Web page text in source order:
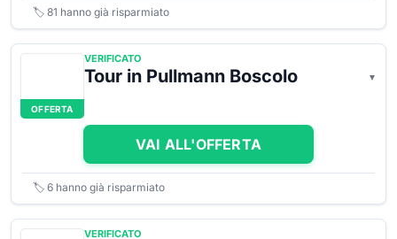
🏷️ 81 hanno già risparmiato
OFFERTA
VERIFICATO
Tour in Pullmann Boscolo
VAI ALL'OFFERTA
🏷️ 6 hanno già risparmiato
VERIFICATO